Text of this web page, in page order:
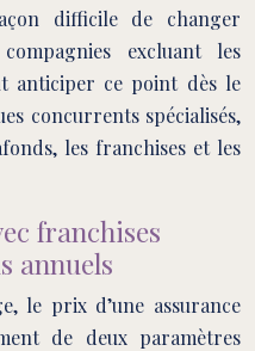
difficile de changer
excluant les
anticiper ce point dès le
concurrents spécialisés,
les franchises et les
franchises
annuels
le prix d’une assurance
de deux paramètres